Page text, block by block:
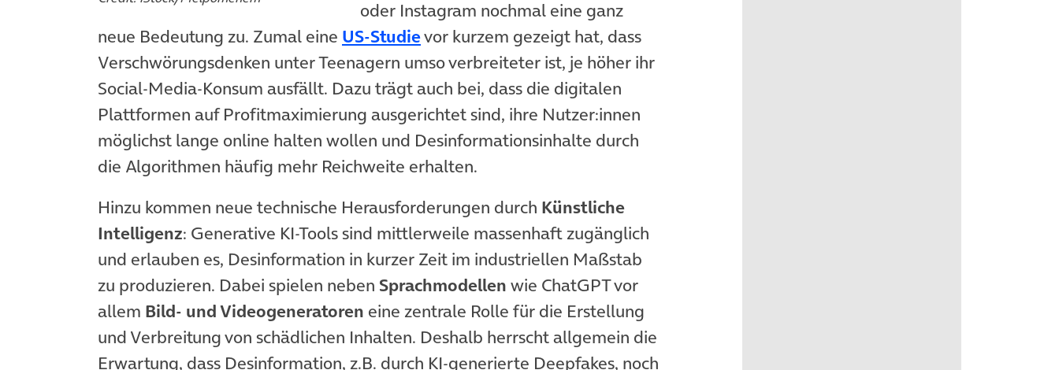
oder Instagram nochmal eine ganz
neue Bedeutung zu. Zumal eine US-Studie(öffnet in neuem Tab)
vor kurzem gezeigt hat, dass
Verschwörungsdenken unter Teenagern umso verbreiteter ist, je höher ihr
Social-Media-Konsum ausfällt. Dazu trägt auch bei, dass die digitalen
Plattformen auf Profitmaximierung ausgerichtet sind, ihre Nutzer:innen
möglichst lange online halten wollen und Desinformationsinhalte durch
die Algorithmen häufig mehr Reichweite erhalten.
Hinzu kommen neue technische Herausforderungen durch Künstliche
Intelligenz: Generative KI-Tools sind mittlerweile massenhaft zugänglich
und erlauben es, Desinformation in kurzer Zeit im industriellen Maßstab
zu produzieren. Dabei spielen neben Sprachmodellen wie ChatGPT vor
allem Bild- und Videogeneratoren eine zentrale Rolle für die Erstellung
und Verbreitung von schädlichen Inhalten. Deshalb herrscht allgemein die
Erwartung, dass Desinformation, z.B. durch KI-generierte Deepfakes, noch